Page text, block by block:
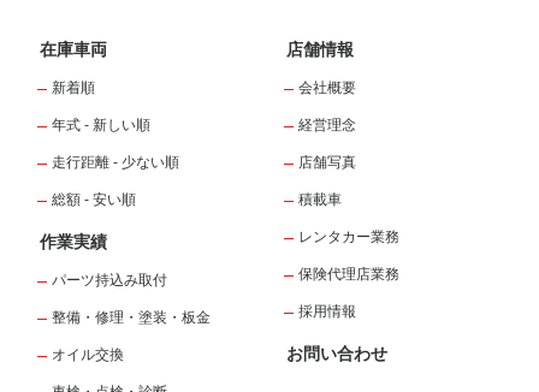
在庫車両
新着順
年式 - 新しい順
走行距離 - 少ない順
総額 - 安い順
作業実績
パーツ持込み取付
整備・修理・塗装・板金
オイル交換
店舗情報
会社概要
経営理念
店舗写真
積載車
レンタカー業務
保険代理店業務
採用情報
お問い合わせ